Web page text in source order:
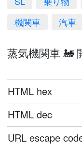
機関車
汽車
蒸気機関車 🚂
HTML hex
HTML dec
URL escape